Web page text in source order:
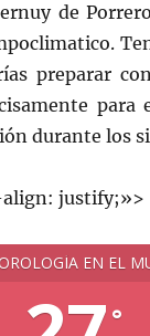
de
preparar
para
durante los
justify;»>
EN EL
°